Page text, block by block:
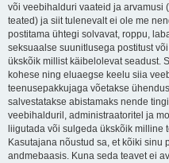
või veebihalduri vaateid ja arvamusi
teated) ja siit tulenevalt ei ole me
postitama ühtegi solvavat, roppu,
seksuaalse suunitlusega postitust
ükskõik millist käibelolevat seadust.
kohese ning eluaegse keelu siia
teenusepakkujaga võetakse
salvestatakse abistamaks nende
veebihalduril, administraatoritel ja
liigutada või sulgeda ükskõik
Kasutajana nõustud sa, et kõiki sinu
andmebaasis. Kuna seda teavet ei